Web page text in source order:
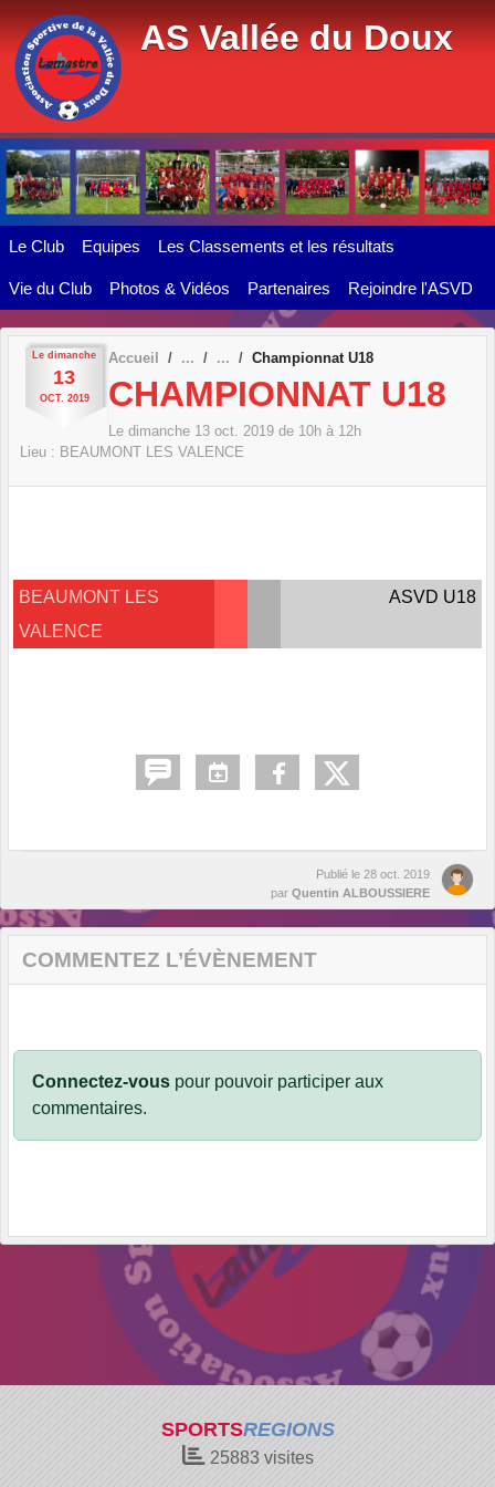
AS Vallée du Doux
Le Club Equipes Les Classements et les résultats
Vie du Club Photos & Vidéos Partenaires Rejoindre l'ASVD
Le dimanche
13
OCT. 2019
Accueil Championnat U18
CHAMPIONNAT U18
Le dimanche 13 oct. 2019 de 10h à 12h
Lieu : BEAUMONT LES VALENCE
BEAUMONT LES
VALENCE
ASVD U18
Publié le 28 oct. 2019
par Quentin ALBOUSSIERE
COMMENTEZ L’ÉVÈNEMENT
Connectez-vous pour pouvoir participer aux
commentaires.
SPORTSREGIONS
25883visites
Panneau de gestion des cookies